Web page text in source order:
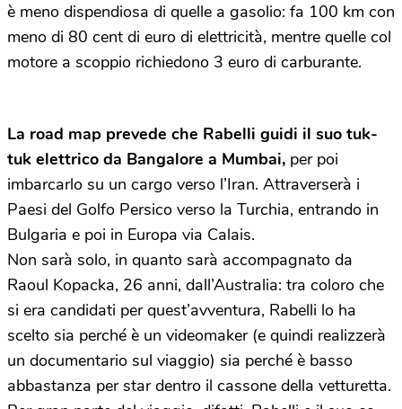
è meno dispendiosa di quelle a gasolio: fa 100 km con
meno di 80 cent di euro di elettricità, mentre quelle col
motore a scoppio richiedono 3 euro di carburante.
La road map prevede che Rabelli guidi il suo tuk-
tuk elettrico da Bangalore a Mumbai, per poi
imbarcarlo su un cargo verso l’Iran. Attraverserà i
Paesi del Golfo Persico verso la Turchia, entrando in
Bulgaria e poi in Europa via Calais.
Non sarà solo, in quanto sarà accompagnato da
Raoul Kopacka, 26 anni, dall’Australia: tra coloro che
si era candidati per quest’avventura, Rabelli lo ha
scelto sia perché è un videomaker (e quindi realizzerà
un documentario sul viaggio) sia perché è basso
abbastanza per star dentro il cassone della vetturetta.